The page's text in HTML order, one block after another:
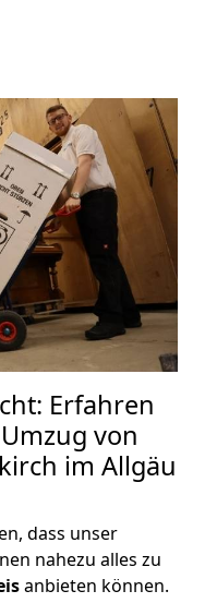
Erfahren
von
im Allgäu
dass unser
nahezu alles zu
anbieten können.